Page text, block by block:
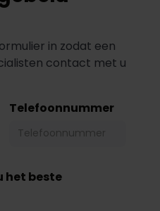
in zodat een
contact met u
Telefoonnummer
het beste